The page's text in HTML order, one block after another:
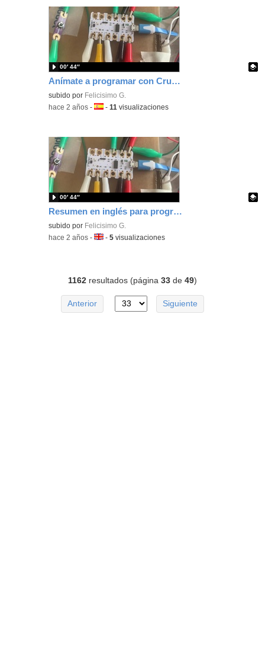
Anímate a programar con Crumble un servo para una barrera de un parking.
Contenido educativo.
subido por Felicisimo G.
00′ 44″
-hace 2 años -Idioma:
-11 visualizaciones
Resumen en inglés para programar un servo con Crumble
Contenido educativo.
subido por Felicisimo G.
00′ 44″
-hace 2 años -Idioma:
-5 visualizaciones
1162resultados (página 33de 49)
Anterior Siguiente